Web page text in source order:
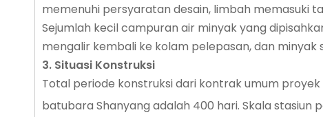
memenuhi persyaratan desain, limbah memasuki
Sejumlah kecil campuran air minyak yang
mengalir kembali ke kolam pelepasan, dan
3. Situasi Konstruksi
Total periode konstruksi dari kontrak umum
batubara Shanyang adalah 400 hari. Skala stasiun